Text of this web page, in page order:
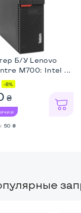
Б/У Lenovo
M700: Intel ...
-8%
₴
50 ₴